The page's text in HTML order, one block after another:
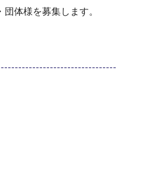
体様を募集します。